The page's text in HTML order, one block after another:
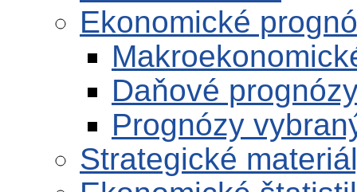
Ekonomické
Daňové
Prognózy
Strategické